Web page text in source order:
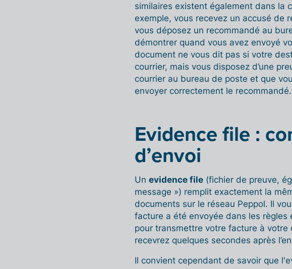
similaires existent également dans la
exemple, vous recevez un accusé de
vous déposez un recommandé au
démontrer quand vous avez envoyé
document ne vous dit pas si votre
courrier, mais vous disposez d’une
courrier au bureau de poste et que
envoyer correctement le recommandé.
Evidence file :
d’envoi
Un evidence file (fichier de preuve,
message ») remplit exactement la
documents sur le réseau Peppol. Il
facture a été envoyée dans les
pour transmettre votre facture à votre
recevrez quelques secondes après
Il convient cependant de savoir que